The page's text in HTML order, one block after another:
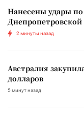
Нанесены удары
Днепропетровской
2 минуты назад
Австралия
долларов
5 минут назад